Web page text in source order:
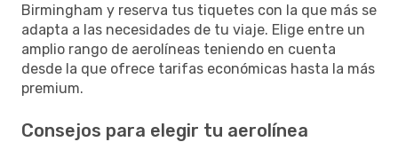
Birmingham y reserva tus tiquetes con la que más se
adapta a las necesidades de tu viaje. Elige entre un
amplio rango de aerolíneas teniendo en cuenta
desde la que ofrece tarifas económicas hasta la más
premium.
Consejos para elegir tu aerolínea